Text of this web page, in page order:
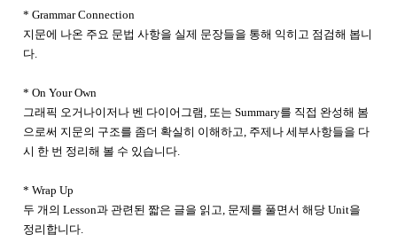
* Grammar Connection
지문에 나온 주요 문법 사항을 실제 문장들을 통해 익히고 점검해 봅니
다.
* On Your Own
그래픽 오거나이저나 벤 다이어그램, 또는 Summary를 직접 완성해 봄
으로써 지문의 구조를 좀더 확실히 이해하고, 주제나 세부사항들을 다
시 한 번 정리해 볼 수 있습니다.
* Wrap Up
두 개의 Lesson과 관련된 짧은 글을 읽고, 문제를 풀면서 해당 Unit을
정리합니다.